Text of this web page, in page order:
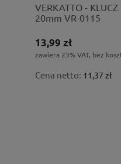
VERKATTO -
20mm VR-0115
13,99 zł
zawiera 23% VAT, bez
Cena netto: 11,37 zł